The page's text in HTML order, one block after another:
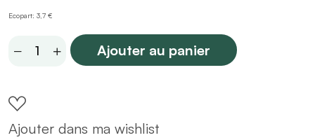
Ecopart: 3,7 €
Buffet
+
4
Ajouter au panier
Ajouter dans ma wishlist